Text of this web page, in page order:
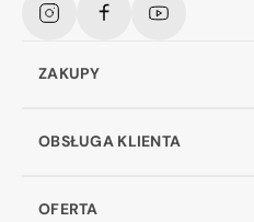
InstagramFacebookYouTube
ZAKUPY
OBSŁUGA KLIENTA
OFERTA